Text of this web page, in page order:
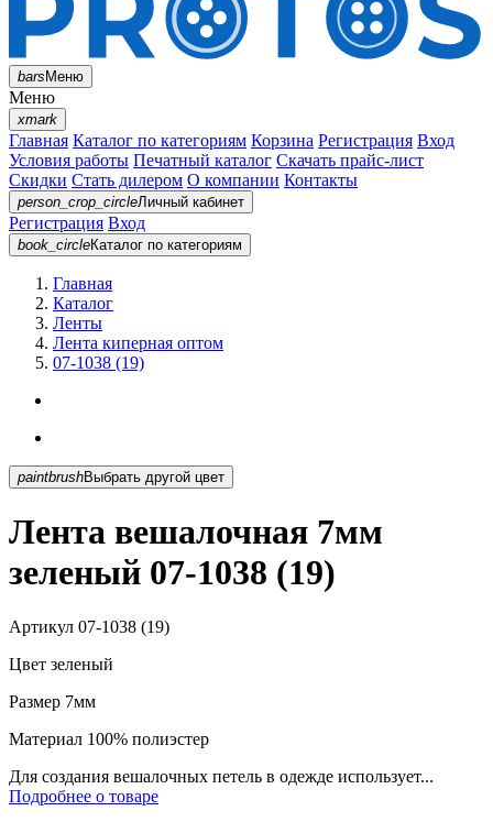
barsМеню
Меню
xmark
Главная Каталог по категориям Корзина Регистрация Вход
Условия работы Печатный каталог Скачать прайс-лист
Скидки Стать дилером О компании Контакты
person_crop_circleЛичный кабинет
Регистрация Вход
book_circleКаталог по категориям
Главная
Каталог
Ленты
Лента киперная оптом
07-1038 (19)
paintbrush Выбрать другой цвет
Лента вешалочная 7мм
зеленый 07-1038 (19)
Артикул 07-1038 (19)
Цвет зеленый
Размер 7мм
Материал 100% полиэстер
Для создания вешалочных петель в одежде использует...
Подробнее о товаре